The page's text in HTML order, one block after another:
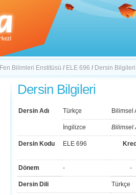
Fen Bilimleri Enstitüsü / ELE 696 / Dersin Bilgileri
Dersin Bilgileri
Dersin Adı Türkçe Bilimsel
İngilizce Bilimsel
Dersin Kodu ELE 696
Dönem - -
Dersin Dili Türkçe